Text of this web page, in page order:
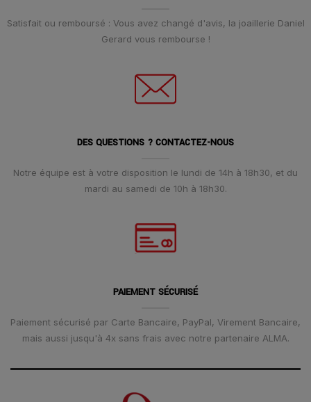
Satisfait ou remboursé : Vous avez changé d'avis, la joaillerie Daniel
Gerard vous rembourse !
DES QUESTIONS ? CONTACTEZ-NOUS
Notre équipe est à votre disposition le lundi de 14h à 18h30, et du
mardi au samedi de 10h à 18h30.
PAIEMENT SÉCURISÉ
Paiement sécurisé par Carte Bancaire, PayPal, Virement Bancaire,
mais aussi jusqu'à 4x sans frais avec notre partenaire ALMA.